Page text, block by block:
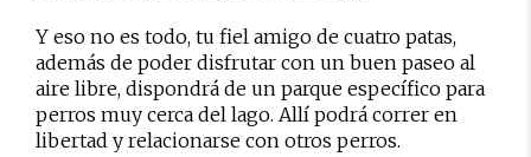
Y eso no es todo, tu fiel amigo de cuatro patas,
además de poder disfrutar con un buen paseo al
aire libre, dispondrá de un parque específico para
perros muy cerca del lago. Allí podrá correr en
libertad y relacionarse con otros perros.